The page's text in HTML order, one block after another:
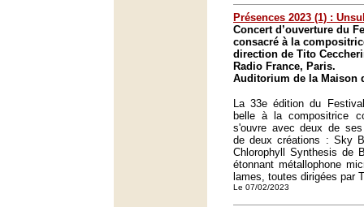
Présences 2023 (1) :
Concert d’ouverture du
consacré à la
direction de Tito
Radio France, Paris.
Auditorium de la Maison
La 33e édition du
belle à la compositrice
s'ouvre avec deux de
de deux créations : Sky
Chlorophyll Synthesis de
étonnant métallophone
lames, toutes dirigées par
Le 07/02/2023